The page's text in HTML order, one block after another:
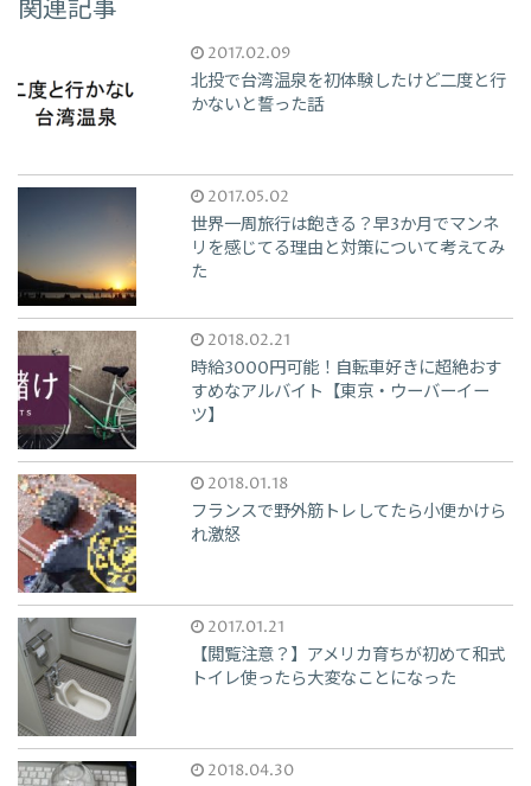
関連記事
2017.02.09
北投で台湾温泉を初体験したけど二度と行
かないと誓った話
2017.05.02
世界一周旅行は飽きる？早3か月でマンネ
リを感じてる理由と対策について考えてみ
た
2018.02.21
時給3000円可能！自転車好きに超絶おす
すめなアルバイト【東京・ウーバーイー
ツ】
2018.01.18
フランスで野外筋トレしてたら小便かけら
れ激怒
2017.01.21
【閲覧注意？】アメリカ育ちが初めて和式
トイレ使ったら大変なことになった
2018.04.30